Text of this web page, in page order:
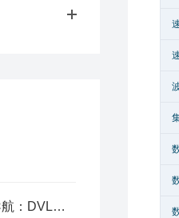
复杂水声环境下的可靠导航：DVL多普勒计程仪的关键算法与工程实现